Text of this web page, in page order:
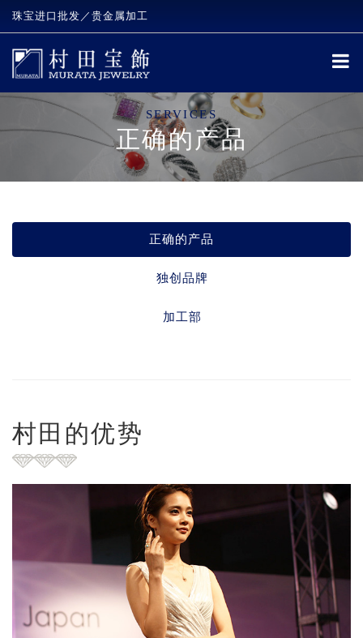
珠宝进口批发／贵金属加工
SERVICES
正确的产品
正确的产品
独创品牌
加工部
村田的优势